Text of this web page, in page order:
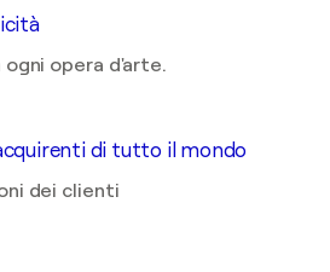
ogni opera d'arte.
di tutto il mondo
dei clienti